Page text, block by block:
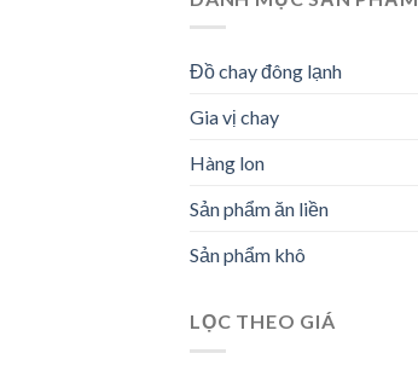
Đồ chay đông lạnh
Gia vị chay
Hàng lon
Sản phẩm ăn liền
Sản phẩm khô
LỌC THEO GIÁ